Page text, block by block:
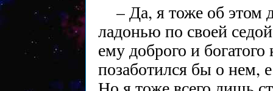
– Да, я тоже об этом
ладонью по своей
ему доброго и
позаботился бы о нем,